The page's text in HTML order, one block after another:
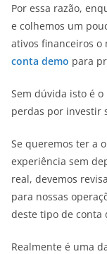
Por essa razão,
e colhemos um
ativos financeiros o
conta demo para
Sem dúvida isto é
perdas por investir
Se queremos ter a
experiência sem
real, devemos
para nossas
deste tipo de conta
Realmente é uma